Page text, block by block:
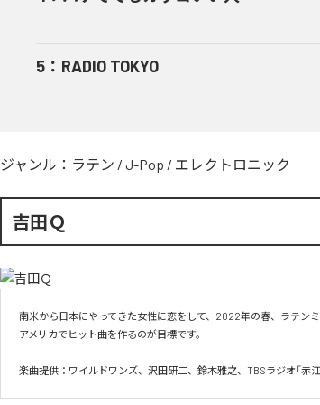
5 ： RADIO TOKYO
ジャンル： ラテン / J-Pop / エレクトロニック
吉田Ｑ
南米から日本にやってきた女性に恋をして、2022年の春、ラテン
アメリカでヒット曲を作るのが目標です。
楽曲提供：ワイルドワンズ、沢田研二、鈴木雅之、TBSラジオ「赤江